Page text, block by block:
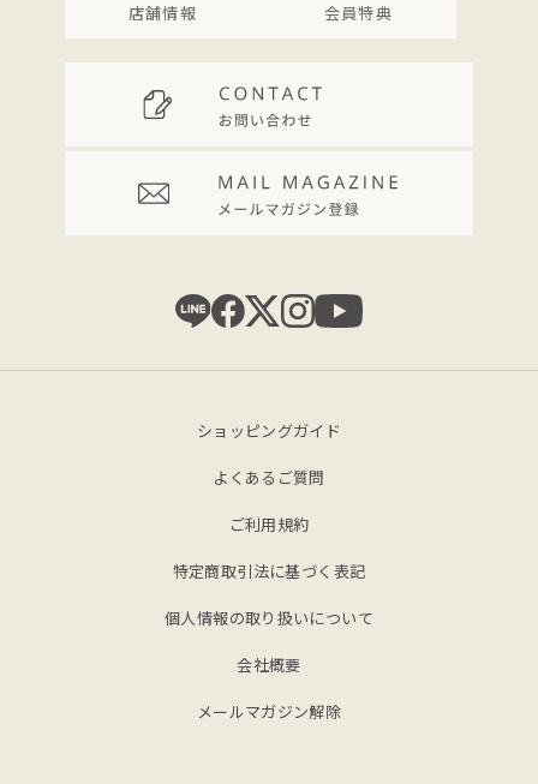
店舗情報 会員特典
ショッピングガイド
よくあるご質問
ご利用規約
特定商取引法に基づく表記
個人情報の取り扱いについて
会社概要
メールマガジン解除